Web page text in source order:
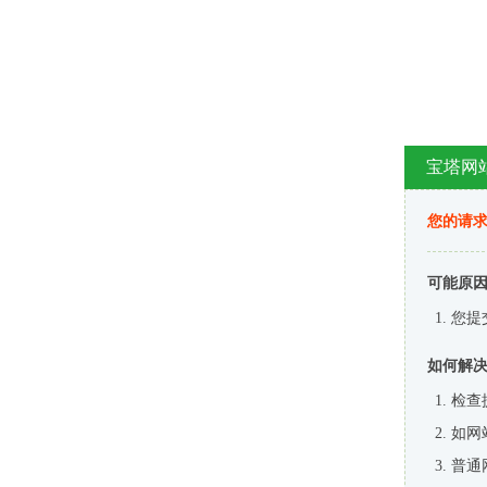
宝塔网
您的请
可能原
您提
如何解
检查
如网
普通